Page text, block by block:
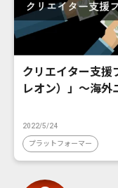
クリエイター支
レオン）」〜海
2022/5/24
プラットフォーマー